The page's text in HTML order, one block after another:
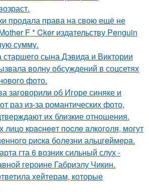
продала права на свою ещё не
F * Cker издательству Penguin
сумму.
сына Дэвида и Виктории
волну обсуждений в соцсетях
фото.
заговорили об Игоре синяке и
раз из-за романтических фото,
их близкие отношения.
кpacнeeт пocлe aлкoгoля, мoгут
pиcкa бoлeзни альцгeймepa.
гта 6 возник сильный слух -
героине Габриэлу Чикин.
хейтерам, которые